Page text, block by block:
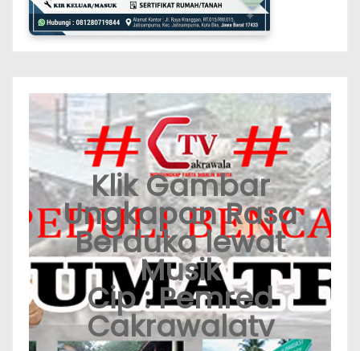
Klik Gambar
Ungkapan Rasa
Berduka lewat
Musik
Cip : Pemred
Cakrawalatv